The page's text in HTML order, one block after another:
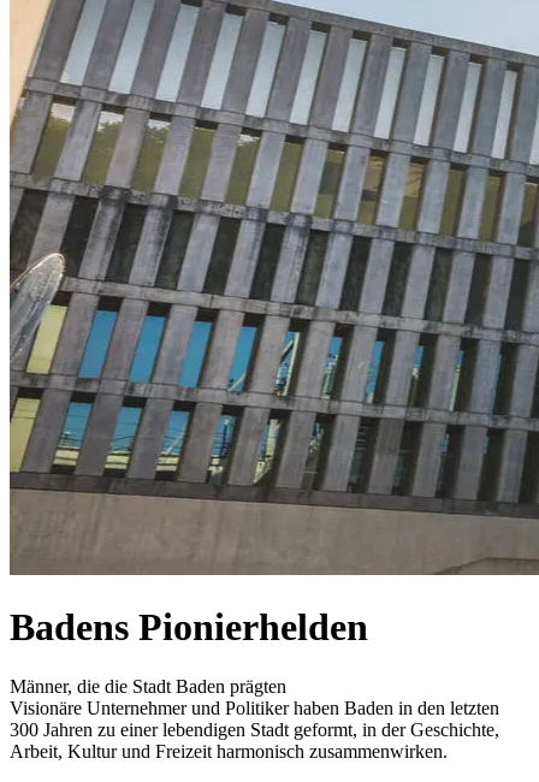
Badens Pionierhelden
Männer, die die Stadt Baden prägten
Visionäre Unternehmer und Politiker haben Baden in den letzten
300 Jahren zu einer lebendigen Stadt geformt, in der Geschichte,
Arbeit, Kultur und Freizeit harmonisch zusammenwirken.